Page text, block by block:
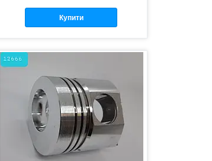
Купити